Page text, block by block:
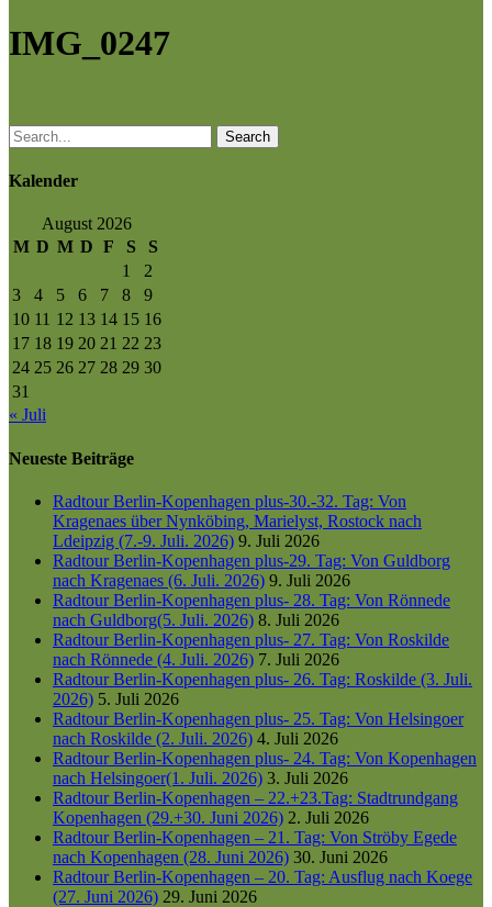
IMG_0247
Search
Kalender
August 2026
M D M D F S
S
1
2
3
4 5 6 7 8
9
10 11 12 13 14 15 16
17 18 19 20 21 22 23
24 25 26 27 28 29 30
31
« Juli
Neueste Beiträge
Radtour Berlin-Kopenhagen plus-30.-32. Tag: Von
Kragenaes über Nynköbing, Marielyst, Rostock nach
Ldeipzig (7.-9. Juli. 2026) 9. Juli 2026
Radtour Berlin-Kopenhagen plus-29. Tag: Von Guldborg
nach Kragenaes (6. Juli. 2026) 9. Juli 2026
Radtour Berlin-Kopenhagen plus- 28. Tag: Von Rönnede
nach Guldborg(5. Juli. 2026) 8. Juli 2026
Radtour Berlin-Kopenhagen plus- 27. Tag: Von Roskilde
nach Rönnede (4. Juli. 2026) 7. Juli 2026
Radtour Berlin-Kopenhagen plus- 26. Tag: Roskilde (3. Juli.
2026) 5. Juli 2026
Radtour Berlin-Kopenhagen plus- 25. Tag: Von Helsingoer
nach Roskilde (2. Juli. 2026) 4. Juli 2026
Radtour Berlin-Kopenhagen plus- 24. Tag: Von Kopenhagen
nach Helsingoer(1. Juli. 2026) 3. Juli 2026
Radtour Berlin-Kopenhagen – 22.+23.Tag: Stadtrundgang
Kopenhagen (29.+30. Juni 2026) 2. Juli 2026
Radtour Berlin-Kopenhagen – 21. Tag: Von Ströby Egede
nach Kopenhagen (28. Juni 2026) 30. Juni 2026
Radtour Berlin-Kopenhagen – 20. Tag: Ausflug nach Koege
(27. Juni 2026) 29. Juni 2026